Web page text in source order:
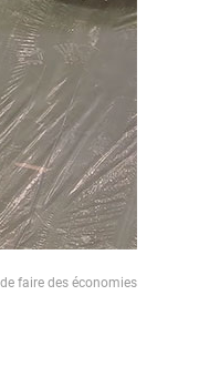
faire des économies